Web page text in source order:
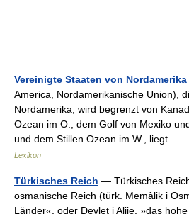
Vereinigte Staaten von Nordamerika
America, Nordamerikanische Union),
Nordamerika, wird begrenzt von
Ozean im O., dem Golf von Mexiko
und dem Stillen Ozean im W., liegt…
Lexikon
Türkisches Reich — Türkisches
osmanische Reich (türk. Memâlik i
Länder«, oder Devlet i Alije, »das